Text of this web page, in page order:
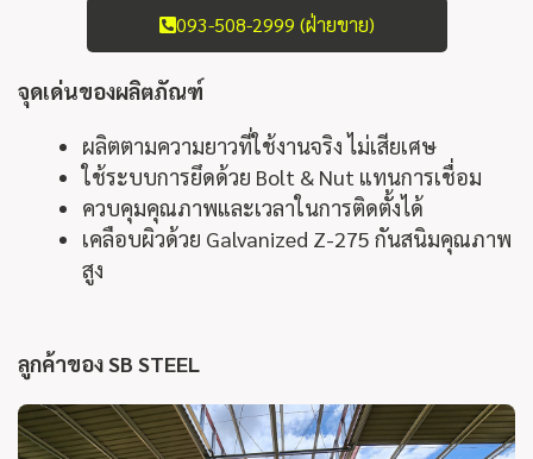
093-508-2999 (ฝ่ายขาย)
จุดเด่นของผลิตภัณฑ์
ผลิตตามความยาวที่ใช้งานจริง ไม่เสียเศษ
ใช้ระบบการยึดด้วย Bolt & Nut แทนการเชื่อม
ควบคุมคุณภาพและเวลาในการติดตั้งได้
เคลือบผิวด้วย Galvanized Z-275 กันสนิมคุณภาพ
สูง
ลูกค้าของ SB STEEL